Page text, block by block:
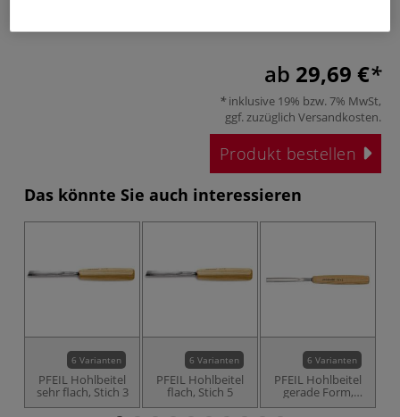
ab 29,69 €
inklusive 19% bzw. 7% MwSt,
ggf. zuzüglich Versandkosten.
Produkt bestellen
Das könnte Sie auch interessieren
6 Varianten
PFEIL Hohlbeitel
sehr flach, Stich 3
6 Varianten
PFEIL Hohlbeitel
flach, Stich 5
6 Varianten
PFEIL Hohlbeitel
gerade Form,
Stich 7